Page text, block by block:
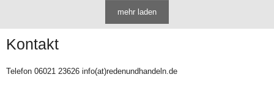
mehr laden
Kontakt
Telefon 06021 23626 info(at)redenundhandeln.de